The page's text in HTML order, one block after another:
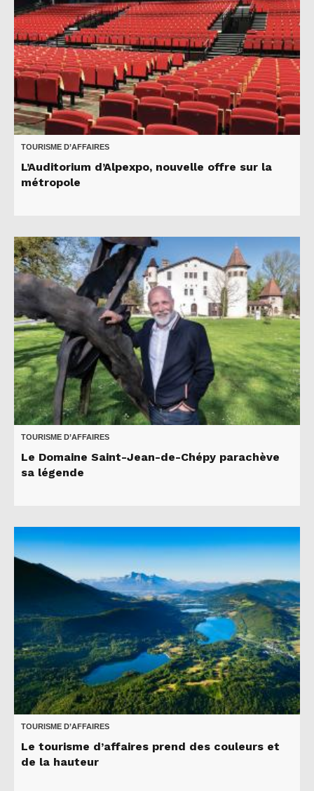
TOURISME D’AFFAIRES
L’Auditorium d’Alpexpo, nouvelle offre sur la
métropole
TOURISME D’AFFAIRES
Le Domaine Saint-Jean-de-Chépy parachève
sa légende
TOURISME D’AFFAIRES
Le tourisme d’affaires prend des couleurs et
de la hauteur